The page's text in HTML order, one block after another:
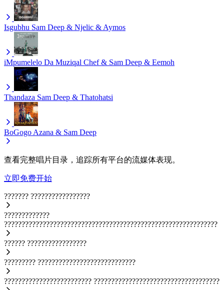
Isgubhu Sam Deep & Njelic & Aymos
iMpumelelo Da Muziqal Chef & Sam Deep & Eemoh
Thandaza Sam Deep & Thatohatsi
BoGogoAzana & Sam Deep
查看完整唱片目录，追踪所有平台的流媒体表现。
立即免费开始
??????? ?????????????????
?????????????
?????????????????????????????????????????????????????????????
?????? ?????????????????
????????? ????????????????????????????
????????????????????????? ????????????????????????????????????